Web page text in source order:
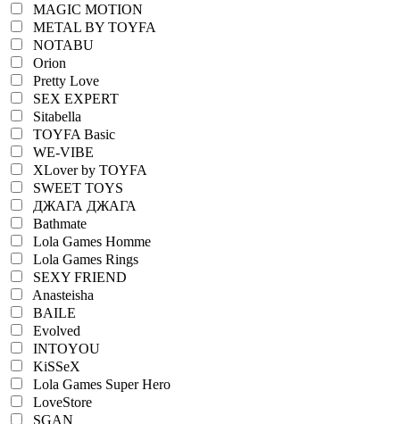
MAGIC MOTION
METAL BY TOYFA
NOTABU
Orion
Pretty Love
SEX EXPERT
Sitabella
TOYFA Basic
WE-VIBE
XLover by TOYFA
SWEET TOYS
ДЖАГА ДЖАГА
Bathmate
Lola Games Homme
Lola Games Rings
SEXY FRIEND
Anasteisha
BAILE
Evolved
INTOYOU
KiSSeX
Lola Games Super Hero
LoveStore
SGAN